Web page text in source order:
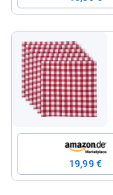
19,99 €